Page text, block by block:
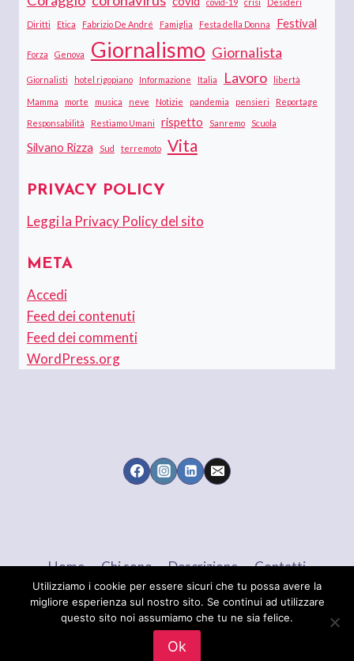
covid-19 crisi Desideri
Diritti Etica Fabrizio De André Famiglia Festa della Donna Festival
Forza Genova Giornalismo Giornalista
Giornalisti hotel rigopiano Informazione Italia Lavoro libertà
Mamma morte musica neve Notizie pandemia pensieri Reportage
Responsabilità Restiamo Umani rispetto Sanremo Scuola
Silvano Rizza Sud terremoto Vita
PRIVACY POLICY
Leggi la Privacy Policy del sito
META
Accedi
Feed dei contenuti
Feed dei commenti
WordPress.org
Home Chi sono Descrizione Contatti
© 2026 Maria Brigida LANGELLOTTI - Tema
WordPress diKadence WP
Utilizziamo i cookie per essere sicuri che tu possa avere la
migliore esperienza sul nostro sito. Se continui ad utilizzare
questo sito noi assumiamo che tu ne sia felice.
Ok